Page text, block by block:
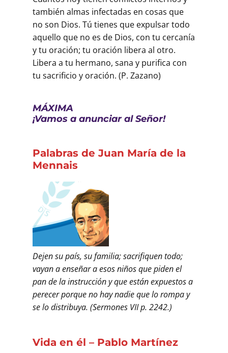
también almas infectadas en cosas que
no son Dios. Tú tienes que expulsar todo
aquello que no es de Dios, con tu cercanía
y tu oración; tu oración libera al otro.
Libera a tu hermano, sana y purifica con
tu sacrificio y oración. (P. Zazano)
MÁXIMA
¡Vamos a anunciar al Señor!
Palabras de Juan María de la
Mennais
Dejen su país, su familia; sacrifiquen todo;
vayan a enseñar a esos niños que piden el
pan de la instrucción y que están expuestos a
perecer porque no hay nadie que lo rompa y
se lo distribuya. (Sermones VII p. 2242.)
Vida en él – Pablo Martínez